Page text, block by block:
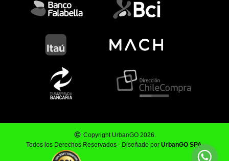
Copyright UrbanGO 2026.
Todos los Derechos Reservados - Diseñado por UrbanGO SPA.